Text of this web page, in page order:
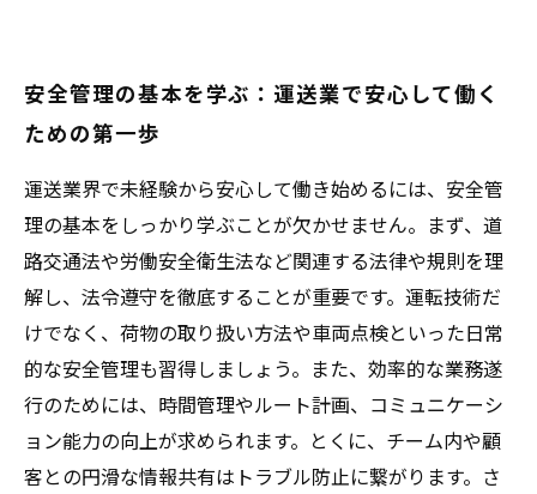
安全管理の基本を学ぶ：運送業で安心して働く
ための第一歩
運送業界で未経験から安心して働き始めるには、安全管
理の基本をしっかり学ぶことが欠かせません。まず、道
路交通法や労働安全衛生法など関連する法律や規則を理
解し、法令遵守を徹底することが重要です。運転技術だ
けでなく、荷物の取り扱い方法や車両点検といった日常
的な安全管理も習得しましょう。また、効率的な業務遂
行のためには、時間管理やルート計画、コミュニケーシ
ョン能力の向上が求められます。とくに、チーム内や顧
客との円滑な情報共有はトラブル防止に繋がります。さ